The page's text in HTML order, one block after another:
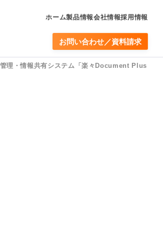
ホーム製品情報会社情報採用情報
お問い合わせ／資料請求
理・情報共有システム「楽々Document Plus